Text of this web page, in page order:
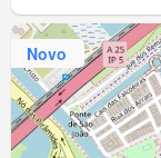
Novo